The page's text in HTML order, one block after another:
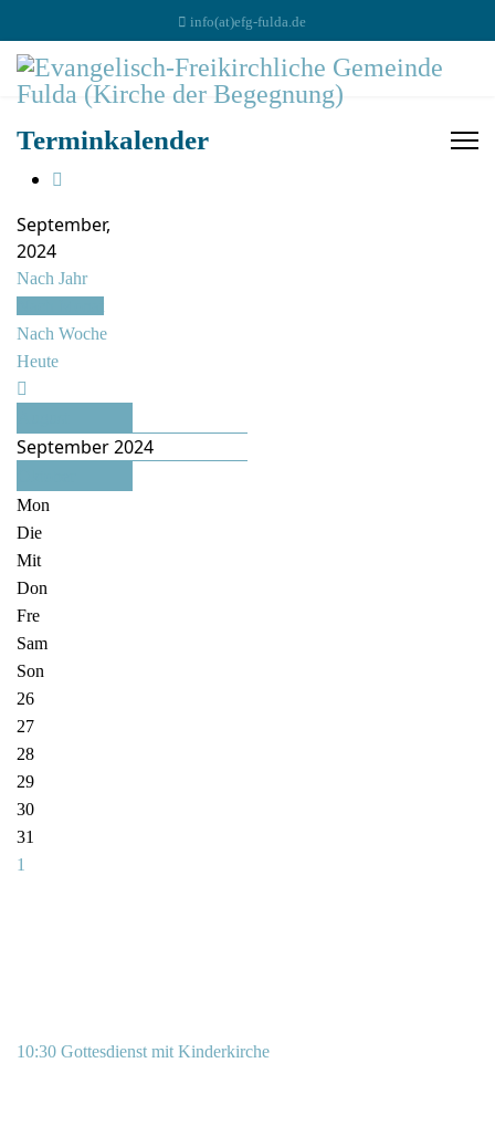
info(at)efg-fulda.de
Terminkalender
September,
2024
Nach Jahr
Nach Woche
Heute
September 2024
Mon
Die
Mit
Don
Fre
Sam
Son
26
27
28
29
30
31
1
10:30 Gottesdienst mit Kinderkirche